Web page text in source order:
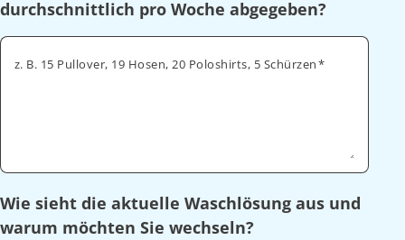
durchschnittlich pro Woche abgegeben?
z. B. 15 Pullover, 19 Hosen, 20 Poloshirts, 5 Schürzen
Wie sieht die aktuelle Waschlösung aus und
warum möchten Sie wechseln?